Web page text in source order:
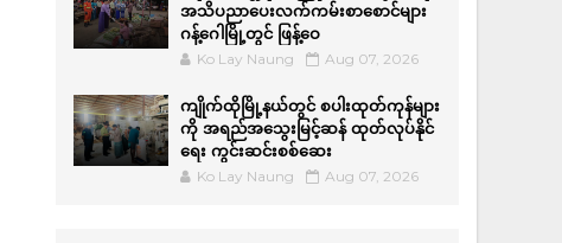
အသိပညာပေးလက်ကမ်းစာစောင်များ
ဂန့်ဂေါမြို့တွင် ဖြန့်ဝေ
Ko Lay Naung Aug 07, 2026
ကျိုက်ထိုမြို့နယ်တွင် စပါးထုတ်ကုန်များ
ကို အရည်အ‌သွေးမြင့်ဆန် ထုတ်လုပ်နိုင်
ရေး ကွင်းဆင်းစစ်ဆေး
Ko Lay Naung Aug 07, 2026